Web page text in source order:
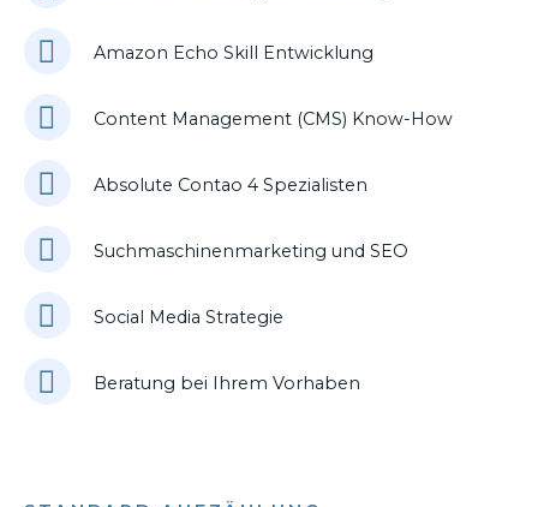
Amazon Echo Skill Entwicklung
Content Management (CMS) Know-How
Absolute Contao 4 Spezialisten
Suchmaschinenmarketing und SEO
Social Media Strategie
Beratung bei Ihrem Vorhaben